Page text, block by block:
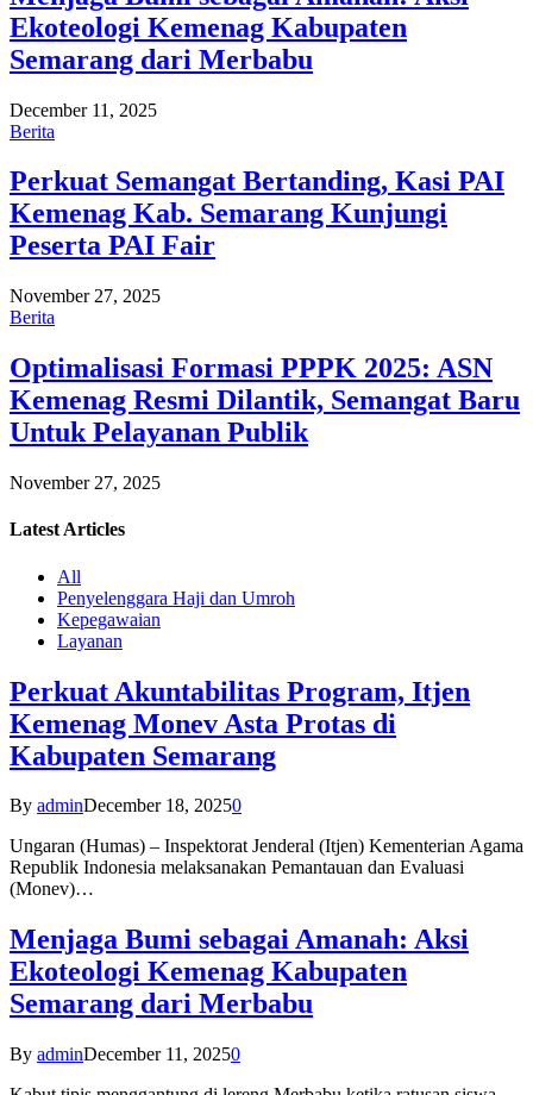
Ekoteologi Kemenag Kabupaten
Semarang dari Merbabu
December 11, 2025
Berita
Perkuat Semangat Bertanding, Kasi PAI
Kemenag Kab. Semarang Kunjungi
Peserta PAI Fair
November 27, 2025
Berita
Optimalisasi Formasi PPPK 2025: ASN
Kemenag Resmi Dilantik, Semangat Baru
Untuk Pelayanan Publik
November 27, 2025
Latest Articles
All
Penyelenggara Haji dan Umroh
Kepegawaian
Layanan
Perkuat Akuntabilitas Program, Itjen
Kemenag Monev Asta Protas di
Kabupaten Semarang
By adminDecember 18, 20250
Ungaran (Humas) – Inspektorat Jenderal (Itjen) Kementerian Agama
Republik Indonesia melaksanakan Pemantauan dan Evaluasi
(Monev)…
Menjaga Bumi sebagai Amanah: Aksi
Ekoteologi Kemenag Kabupaten
Semarang dari Merbabu
By adminDecember 11, 20250